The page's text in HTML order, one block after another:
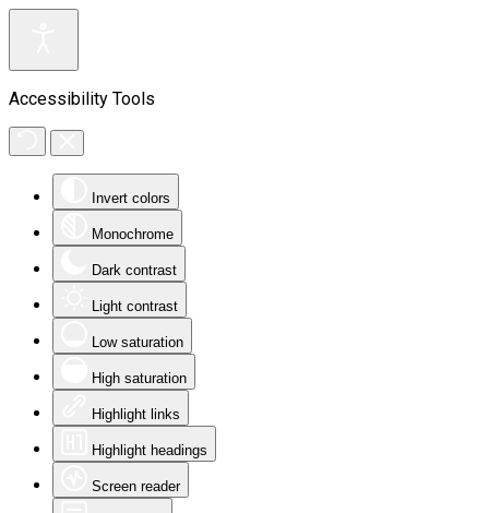
Accessibility Tools
Invert colors
Monochrome
Dark contrast
Light contrast
Low saturation
High saturation
Highlight links
Highlight headings
Screen reader